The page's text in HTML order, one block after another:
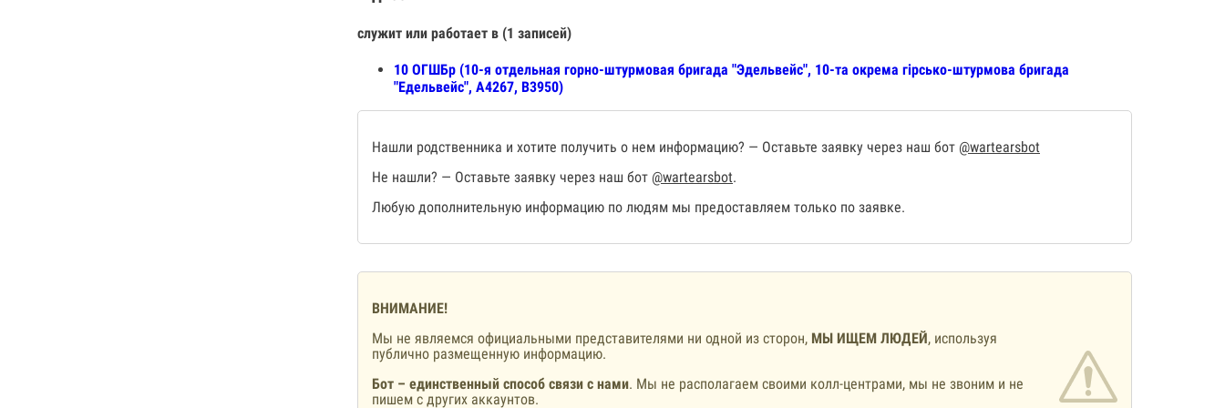
служит или работает в (1 записей)
10 ОГШБр (10-я отдельная горно-штурмовая бригада "Эдельвейс", 10-та окрема гірсько-штурмова бригада
"Едельвейс", А4267, В3950)
Нашли родственника и хотите получить о нем информацию? — Оставьте заявку через наш бот @wartearsbot
Не нашли? — Оставьте заявку через наш бот @wartearsbot.
Любую дополнительную информацию по людям мы предоставляем только по заявке.
ВНИМАНИЕ!
Мы не являемся официальными представителями ни одной из сторон, МЫ ИЩЕМ ЛЮДЕЙ, используя
публично размещенную информацию.
Бот – единственный способ связи с нами. Мы не располагаем своими колл-центрами, мы не звоним и не
пишем с других аккаунтов.